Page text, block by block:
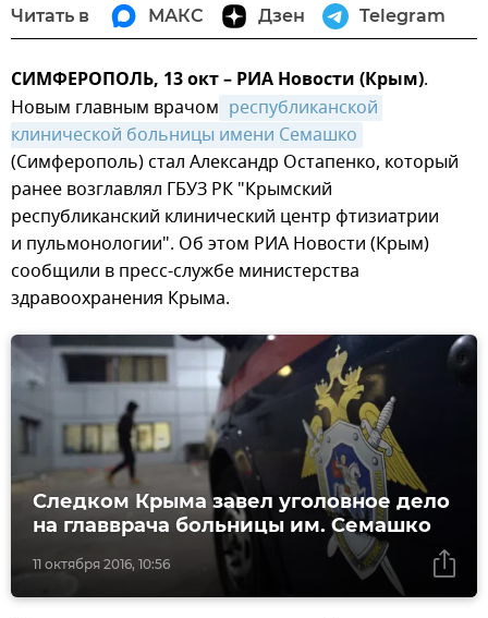
Читать в МАКС Дзен Telegram
СИМФЕРОПОЛЬ, 13 окт – РИА Новости (Крым).
Новым главным врачом республиканской
клинической больницы имени Семашко
(Симферополь) стал Александр Остапенко, который
ранее возглавлял ГБУЗ РК "Крымский
республиканский клинический центр фтизиатрии
и пульмонологии". Об этом РИА Новости (Крым)
сообщили в пресс-службе министерства
здравоохранения Крыма.
11 октября 2016, 10:56
Следком Крыма завел уголовное дело
на главврача больницы им. Семашко